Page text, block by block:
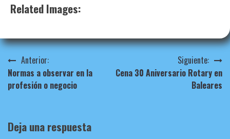
Related Images:
Navegación
de
Anterior:
Normas a observar en la
profesión o negocio
Siguiente:
Cena 30 Aniversario Rotary en
Baleares
Deja una respuesta